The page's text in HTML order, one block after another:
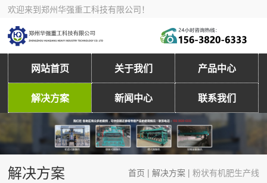
欢迎来到郑州华强重工科技有限公司！
网站首页 关于我们 产品中心
解决方案 新闻中心 联系我们
解决方案 首页 | 解决方案| 粉状有机肥生产线